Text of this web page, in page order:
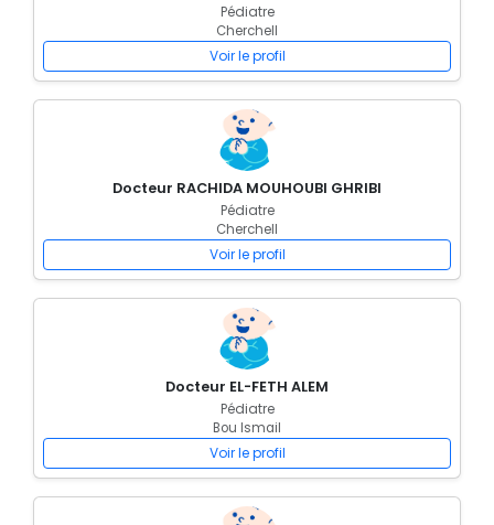
Pédiatre
Cherchell
Voir le profil
Docteur RACHIDA MOUHOUBI GHRIBI
Pédiatre
Cherchell
Voir le profil
Docteur EL-FETH ALEM
Pédiatre
Bou Ismail
Voir le profil